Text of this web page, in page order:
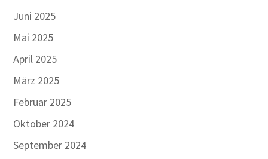
Juni 2025
Mai 2025
April 2025
März 2025
Februar 2025
Oktober 2024
September 2024